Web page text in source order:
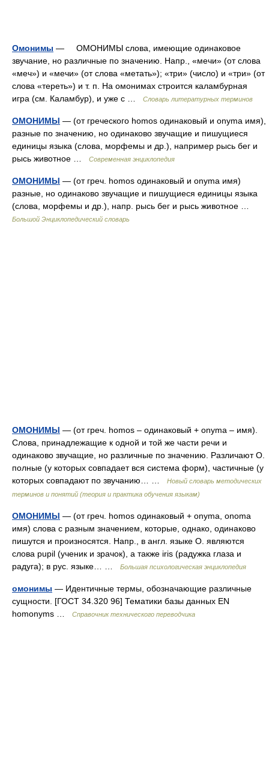
Омонимы — ОМОНИМЫ слова, имеющие одинаковое
звучание, но различные по значению. Напр., «мечи» (от слова
«меч») и «мечи» (от слова «метать»); «три» (число) и «три» (от
слова «тереть») и т. п. На омонимах строится каламбурная
игра (см. Каламбур), и уже с …
Словарь литературных терминов
ОМОНИМЫ — (от греческого homos одинаковый и onyma имя),
разные по значению, но одинаково звучащие и пишущиеся
единицы языка (слова, морфемы и др.), например рысь бег и
рысь животное …
Современная энциклопедия
ОМОНИМЫ — (от греч. homos одинаковый и onyma имя)
разные, но одинаково звучащие и пишущиеся единицы языка
(слова, морфемы и др.), напр. рысь бег и рысь животное …
Большой Энциклопедический словарь
ОМОНИМЫ — (от греч. homos – одинаковый + onyma – имя).
Слова, принадлежащие к одной и той же части речи и
одинаково звучащие, но различные по значению. Различают О.
полные (у которых совпадает вся система форм), частичные (у
которых совпадают по звучанию… …
Новый словарь методических
терминов и понятий (теория и практика обучения языкам)
ОМОНИМЫ — (от греч. homos одинаковый + onyma, onoma
имя) слова с разным значением, которые, однако, одинаково
пишутся и произносятся. Напр., в англ. языке О. являются
слова pupil (ученик и зрачок), а также iris (радужка глаза и
радуга); в рус. языке… …
Большая психологическая энциклопедия
омонимы — Идентичные термы, обозначающие различные
сущности. [ГОСТ 34.320 96] Тематики базы данных EN
homonyms …
Справочник технического переводчика